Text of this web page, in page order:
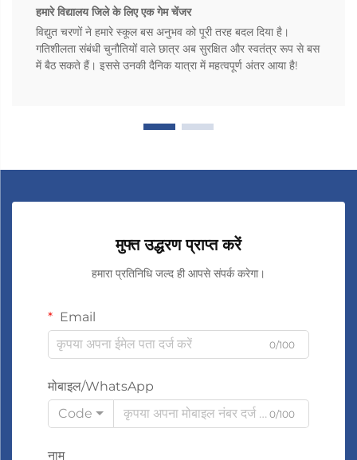
हमारे विद्यालय जिले के लिए एक गेम चेंजर
विद्युत चरणों ने हमारे स्कूल बस अनुभव को पूरी तरह बदल दिया है।
गतिशीलता संबंधी चुनौतियों वाले छात्र अब सुरक्षित और स्वतंत्र रूप से बस
में बैठ सकते हैं। इससे उनकी दैनिक यात्रा में महत्वपूर्ण अंतर आया है!
मुफ्त उद्धरण प्राप्त करें
हमारा प्रतिनिधि जल्द ही आपसे संपर्क करेगा।
Email
0/100
मोबाइल/WhatsApp
Code
0/100
नाम